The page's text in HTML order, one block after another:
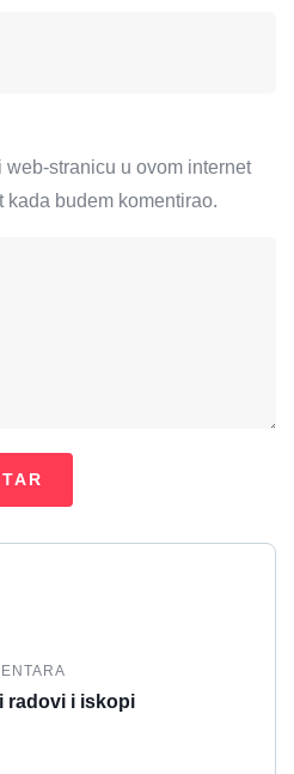
stranicu u ovom internet
budem komentirao.
radovi i iskopi